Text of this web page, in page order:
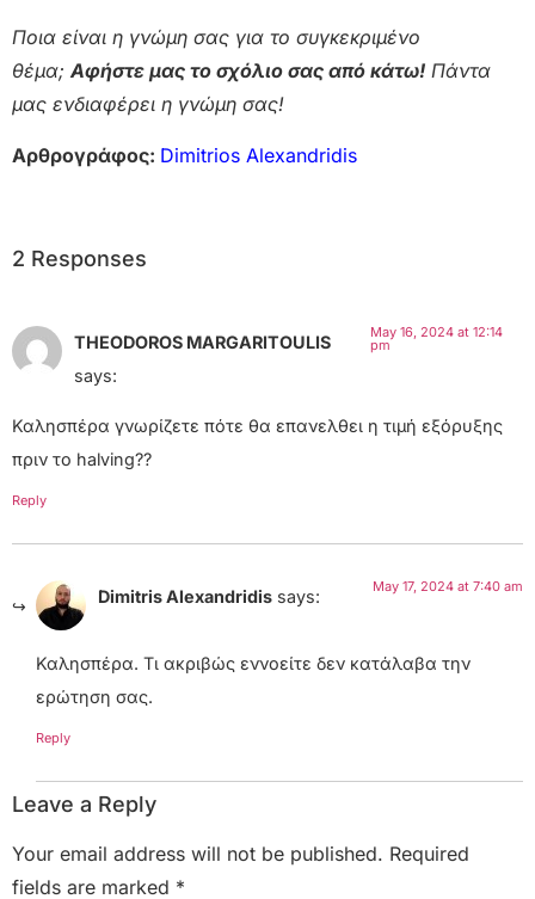
Ποια είναι η γνώμη σας για το συγκεκριμένο
θέμα;Αφήστε μας το σχόλιο σας από κάτω! Πάντα
μας ενδιαφέρει η γνώμη σας!
Αρθρογράφος: Dimitrios Alexandridis
2 Responses
THEODOROS MARGARITOULIS
says:
May 16, 2024 at 12:14
pm
Καλησπέρα γνωρίζετε πότε θα επανελθει η τιμή εξόρυξης
πριν το halving??
Reply
Dimitris Alexandridis says: May 17, 2024 at 7:40 am
Καλησπέρα. Τι ακριβώς εννοείτε δεν κατάλαβα την
ερώτηση σας.
Reply
Leave a Reply
Your email address will not be published. Required
fields are marked *